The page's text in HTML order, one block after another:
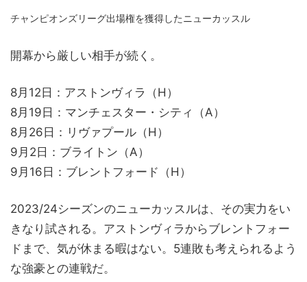
チャンピオンズリーグ出場権を獲得したニューカッスル
開幕から厳しい相手が続く。
8月12日：アストンヴィラ（H）
8月19日：マンチェスター・シティ（A）
8月26日：リヴァプール（H）
9月2日：ブライトン（A）
9月16日：ブレントフォード（H）
2023/24シーズンのニューカッスルは、その実力をい
きなり試される。アストンヴィラからブレントフォー
ドまで、気が休まる暇はない。5連敗も考えられるよう
な強豪との連戦だ。